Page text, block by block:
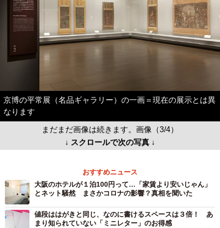
京博の平常展（名品ギャラリー）の一画＝現在の展示とは異
なります
まだまだ画像は続きます。画像（3/4）
↓ スクロールで次の写真 ↓
おすすめニュース
大阪のホテルが１泊100円って…「家賃より安いじゃん」
とネット騒然 まさかコロナの影響？真相を聞いた
値段ははがきと同じ、なのに書けるスペースは３倍！ あ
まり知られていない「ミニレター」のお得感